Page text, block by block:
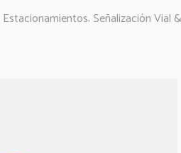
Estacionamientos, Señalización Vial